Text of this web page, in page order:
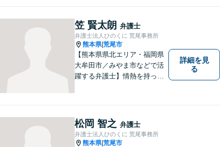
笠 賢太朗 弁護士
弁護士法人ひのくに 荒尾事務所
熊本県|荒尾市
【熊本県県北エリア・福岡県
大牟田市／みやま市などで活
躍する弁護士】情熱を持って
題に1つ1つ丁寧に取り組みま
す。離婚 、相続、交通事故、
企業法務など幅広いお困りご
とに対応可能です！
詳細を見
る
松岡 智之 弁護士
弁護士法人ひのくに 荒尾事務所
熊本県|荒尾市